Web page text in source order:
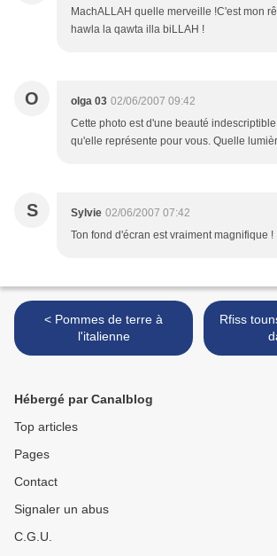
MachALLAH quelle merveille !C'est mon
hawla la qawta illa biLLAH !
O olga 03 02/06/2007 09:42
Cette photo est d'une beauté
qu'elle représente pour vous. Quelle
S Sylvie 02/06/2007 07:42
Ton fond d'écran est vraiment magnifique !
< Pommes de terre à
l'italienne
Rfiss
Hébergé par Canalblog
Top articles
Pages
Contact
Signaler un abus
C.G.U.